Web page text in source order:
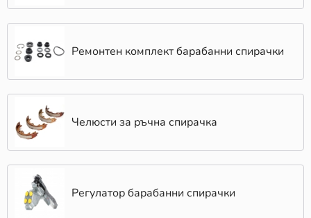
Ремонтен комплект барабанни спирачки
Челюсти за ръчна спирачка
Регулатор барабанни спирачки